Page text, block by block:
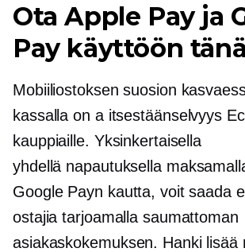
Ota Apple Pay ja
Pay käyttöön
Mobiiliostoksen suosion
kassalla on a itsestäänselvyys
kauppiaille. Yksinkertaisella
yhdellä napautuksella
Google Payn kautta, voit saada
ostajia tarjoamalla saumattoman
asiakaskokemuksen. Hanki lisää